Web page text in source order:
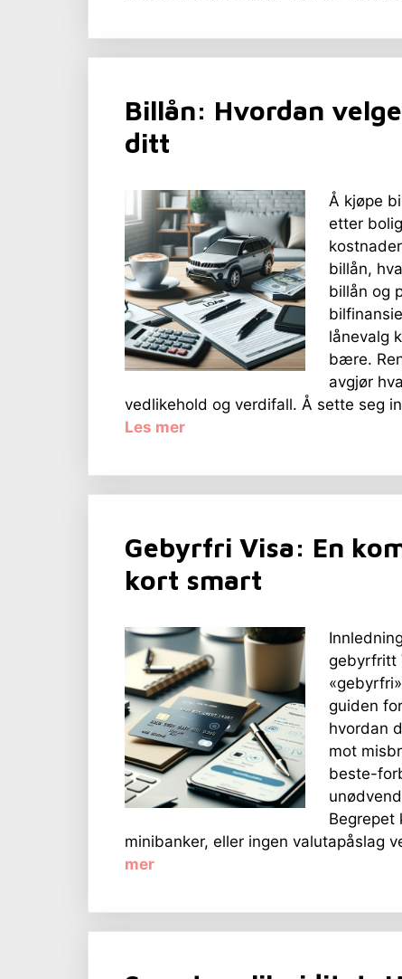
Billån: Hvordan
ditt
Å kjøpe
etter
billån,
billån og
lånevalg
bære.
avgjør
vedlikehold og verdifall. Å sette seg
Les mer
Gebyrfri Visa: En
kort smart
gebyrfritt
guiden
hvordan
mot
beste-
Begrepet
minibanker, eller ingen valutapåslag
mer